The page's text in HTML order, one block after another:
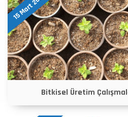
15 Mart 2021
Bitkisel Üretim